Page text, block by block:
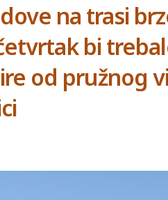
na trasi
bi
od pružnog